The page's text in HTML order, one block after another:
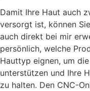
Damit Ihre Haut auch
versorgt ist, können
auch direkt bei mir
persönlich, welche
Hauttyp eignen, um
unterstützen und Ihre
zu halten. Den CNC-